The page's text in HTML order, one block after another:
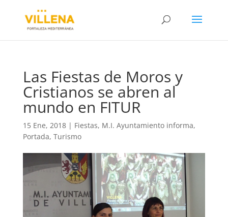
Las Fiestas de Moros y
Cristianos se abren al
mundo en FITUR
15 Ene, 2018| Fiestas, M.I. Ayuntamiento informa,
Portada, Turismo